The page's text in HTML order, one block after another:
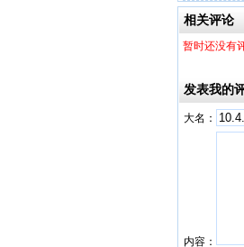
相关评论
暂时还没有
发表我的
大名：
内容：